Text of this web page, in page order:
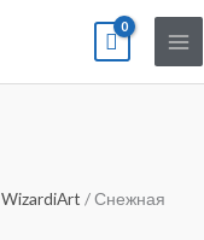
WizardiArt / Снежная